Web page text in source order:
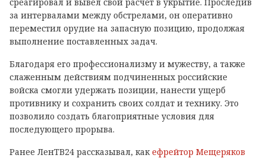
за интервалами между обстрелами, он оперативно
переместил орудие на запасную позицию, продолжая
выполнение поставленных задач.
Благодаря его профессионализму и мужеству, а также
слаженным действиям подчиненных российские
войска смогли удержать позиции, нанести ущерб
противнику и сохранить своих солдат и технику. Это
позволило создать благоприятные условия для
последующего прорыва.
Ранее ЛенТВ24 рассказывал, как ефрейтор Мещеряков